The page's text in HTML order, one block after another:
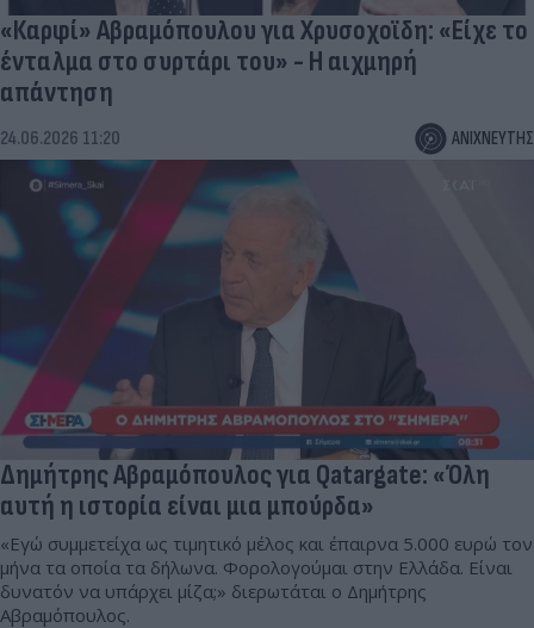
«Καρφί» Αβραμόπουλου για Χρυσοχοϊδη: «Είχε το
ένταλμα στο συρτάρι του» - Η αιχμηρή
απάντηση
24.06.2026 11:20 ΑΝΙΧΝΕΥΤΗΣ
Δημήτρης Αβραμόπουλος για Qatargate: «Όλη
αυτή η ιστορία είναι μια μπούρδα»
«Εγώ συμμετείχα ως τιμητικό μέλος και έπαιρνα 5.000 ευρώ τον
μήνα τα οποία τα δήλωνα. Φορολογούμαι στην Ελλάδα. Είναι
δυνατόν να υπάρχει μίζα;» διερωτάται ο Δημήτρης
Αβραμόπουλος.